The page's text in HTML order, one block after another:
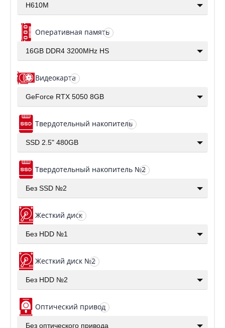
H610M
Оперативная память?
16GB DDR4 3200MHz HS
Видеокарта?
GeForce RTX 5050 8GB
Твердотельный накопитель?
SSD 2.5" 480GB
Твердотельный накопитель №2?
Без SSD №2
Жесткий диск?
Без HDD №1
Жесткий диск №2?
Без HDD №2
Оптический привод?
Без оптического привода